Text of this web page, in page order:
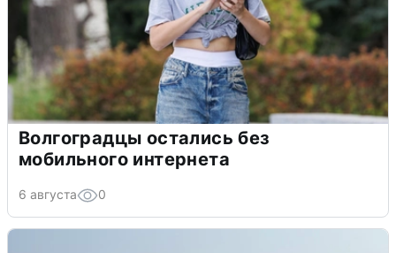
Волгоградцы остались без
мобильного интернета
6 августа 0